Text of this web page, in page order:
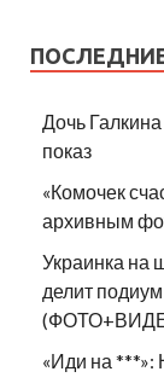
Дочь
показ
«Комочек
архивным
Украинка на
делит
«Иди на ***»: